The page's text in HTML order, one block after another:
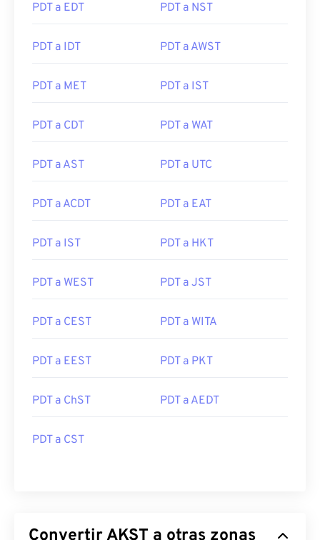
PDT a EDT PDT a NST
PDT a IDT PDT a AWST
PDT a MET PDT a IST
PDT a CDT PDT a WAT
PDT a AST PDT a UTC
PDT a ACDT PDT a EAT
PDT a IST PDT a HKT
PDT a WEST PDT a JST
PDT a CEST PDT a WITA
PDT a EEST PDT a PKT
PDT a ChST PDT a AEDT
PDT a CST